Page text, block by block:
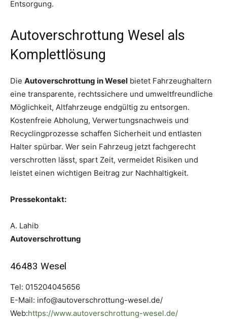
Entsorgung.
Autoverschrottung Wesel als
Komplettlösung
Die Autoverschrottung in Wesel bietet Fahrzeughaltern
eine transparente, rechtssichere und umweltfreundliche
Möglichkeit, Altfahrzeuge endgültig zu entsorgen.
Kostenfreie Abholung, Verwertungsnachweis und
Recyclingprozesse schaffen Sicherheit und entlasten
Halter spürbar. Wer sein Fahrzeug jetzt fachgerecht
verschrotten lässt, spart Zeit, vermeidet Risiken und
leistet einen wichtigen Beitrag zur Nachhaltigkeit.
Pressekontakt:
A. Lahib
Autoverschrottung
46483 Wesel
Tel: 015204045656
E-Mail: info@autoverschrottung-wesel.de/
Web:https://www.autoverschrottung-wesel.de/